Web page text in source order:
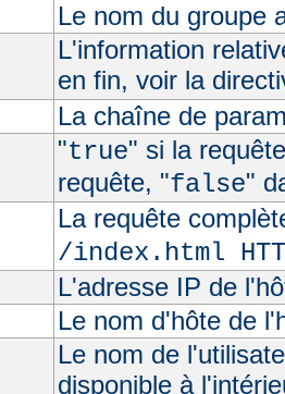
Le nom du groupe
L'information
en fin, voir la
La chaîne de
"true" si la
requête, "false"
La requête
/index.html
L'adresse IP de
Le nom d'hôte de
Le nom de
disponible à